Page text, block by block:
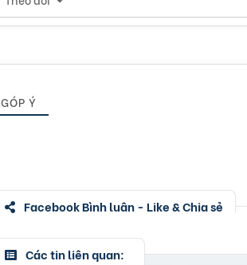
GÓP Ý
Facebook Bình luận - Like & Chia sẻ
Các tin liên quan: